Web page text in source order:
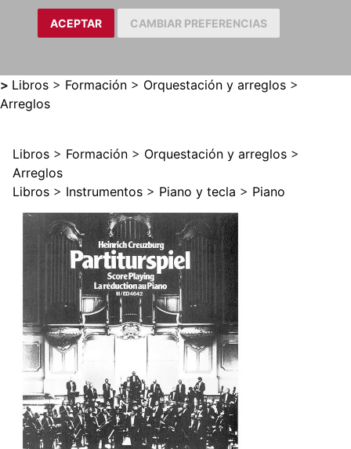
ACEPTAR CAMBIAR PREFERENCIAS
> Libros > Formación > Orquestación y arreglos >
Arreglos
Libros > Formación > Orquestación y arreglos >
Arreglos
Libros > Instrumentos > Piano y tecla > Piano